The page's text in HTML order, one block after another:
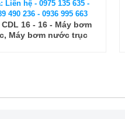
Liên hệ - 0975 135 635 -
490 236 - 0936 995 663
bơm nước trục đứng
Paragon PV 2 - 130